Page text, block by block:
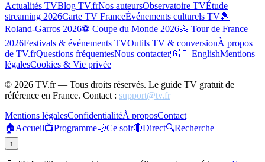
Actualités TVBlog TV.frNos auteursObservatoire TVÉtude
streaming 2026Carte TV FranceÉvénements culturels TV🎾
Roland-Garros 2026⚽ Coupe du Monde 2026🚴 Tour de France
2026Festivals & événements TVOutils TV & conversionÀ propos
de TV.frQuestions fréquentesNous contacter🇬🇧 EnglishMentions
légalesCookies & Vie privée
© 2026 TV.fr — Tous droits réservés. Le guide TV gratuit de
référence en France. Contact : support@tv.fr
Mentions légalesConfidentialitéÀ proposContact
🏠Accueil📺Programme🌙Ce soir🔴Direct🔍Recherche
↑